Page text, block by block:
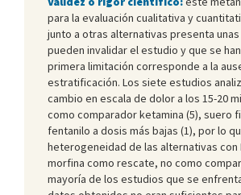
para la evaluación cualitativa y
junto a otras alternativas presenta
pueden invalidar el estudio y que se
primera limitación corresponde a la
estratificación. Los siete estudios
cambio en escala de dolor a los 15-20
como comparador ketamina (5), suero
fentanilo a dosis más bajas (1), por lo
heterogeneidad de las alternativas con
morfina como rescate, no como
mayoría de los estudios que se